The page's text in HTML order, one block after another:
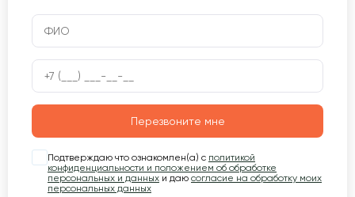
Перезвоните мне
Подтверждаю что ознакомлен(а) с политикой
конфиденциальности и положением об обработке
персональных и данных и даю согласие на обработку моих
персональных данных